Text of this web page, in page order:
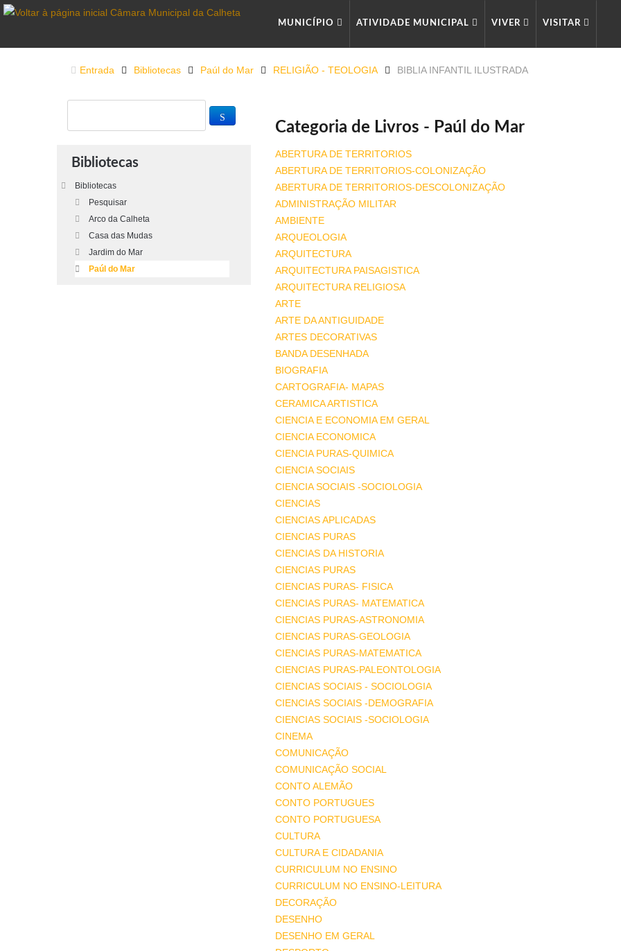
MUNICÍPIO ATIVIDADE MUNICIPAL VIVER VISITAR
Entrada Bibliotecas Paúl do Mar RELIGIÃO - TEOLOGIA BIBLIA INFANTIL ILUSTRADA
Categoria de Livros - Paúl do Mar
ABERTURA DE TERRITORIOS
ABERTURA DE TERRITORIOS-COLONIZAÇÃO
ABERTURA DE TERRITORIOS-DESCOLONIZAÇÃO
ADMINISTRAÇÃO MILITAR
AMBIENTE
ARQUEOLOGIA
ARQUITECTURA
ARQUITECTURA PAISAGISTICA
ARQUITECTURA RELIGIOSA
ARTE
ARTE DA ANTIGUIDADE
ARTES DECORATIVAS
BANDA DESENHADA
BIOGRAFIA
CARTOGRAFIA- MAPAS
CERAMICA ARTISTICA
CIENCIA E ECONOMIA EM GERAL
CIENCIA ECONOMICA
CIENCIA PURAS-QUIMICA
CIENCIA SOCIAIS
CIENCIA SOCIAIS -SOCIOLOGIA
CIENCIAS
CIENCIAS APLICADAS
CIENCIAS PURAS
CIENCIAS DA HISTORIA
CIENCIAS PURAS
CIENCIAS PURAS- FISICA
CIENCIAS PURAS- MATEMATICA
CIENCIAS PURAS-ASTRONOMIA
CIENCIAS PURAS-GEOLOGIA
CIENCIAS PURAS-MATEMATICA
CIENCIAS PURAS-PALEONTOLOGIA
CIENCIAS SOCIAIS - SOCIOLOGIA
CIENCIAS SOCIAIS -DEMOGRAFIA
CIENCIAS SOCIAIS -SOCIOLOGIA
CINEMA
COMUNICAÇÃO
COMUNICAÇÃO SOCIAL
CONTO ALEMÃO
CONTO PORTUGUES
CONTO PORTUGUESA
CULTURA
CULTURA E CIDADANIA
CURRICULUM NO ENSINO
CURRICULUM NO ENSINO-LEITURA
DECORAÇÃO
DESENHO
DESENHO EM GERAL
Bibliotecas
Bibliotecas
Pesquisar
Arco da Calheta
Casa das Mudas
Jardim do Mar
Paúl do Mar